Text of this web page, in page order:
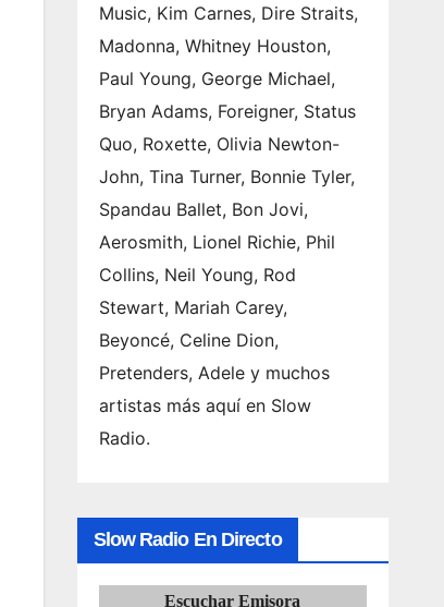
Music, Kim Carnes, Dire Straits,
Madonna, Whitney Houston,
Paul Young, George Michael,
Bryan Adams, Foreigner, Status
Quo, Roxette, Olivia Newton-
John, Tina Turner, Bonnie Tyler,
Spandau Ballet, Bon Jovi,
Aerosmith, Lionel Richie, Phil
Collins, Neil Young, Rod
Stewart, Mariah Carey,
Beyoncé, Celine Dion,
Pretenders, Adele y muchos
artistas más aquí en Slow
Radio.
Slow Radio En Directo
Escuchar Emisora